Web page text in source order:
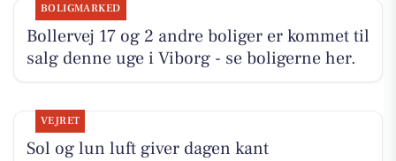
BOLIGMARKED
Bollervej 17 og 2 andre boliger er kommet til
salg denne uge i Viborg - se boligerne her.
VEJRET
Sol og lun luft giver dagen kant